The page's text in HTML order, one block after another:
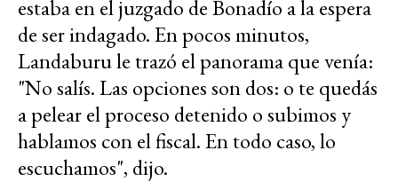
estaba en el juzgado de Bonadío a la espera
de ser indagado. En pocos minutos,
Landaburu le trazó el panorama que venía:
"No salís. Las opciones son dos: o te quedás
a pelear el proceso detenido o subimos y
hablamos con el fiscal. En todo caso, lo
escuchamos", dijo.